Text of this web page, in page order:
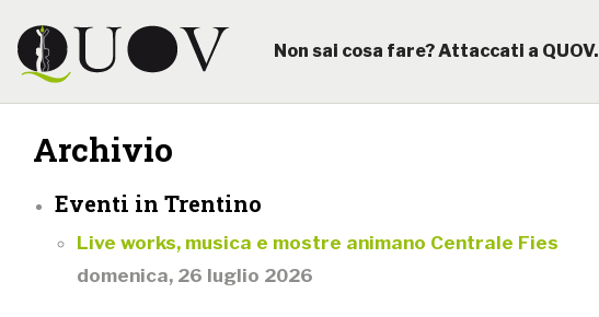
Non sai cosa fare? Attaccati a
Archivio
Eventi in Trentino
Live works, musica e mostre animano Centrale Fies
domenica, 26 luglio 2026